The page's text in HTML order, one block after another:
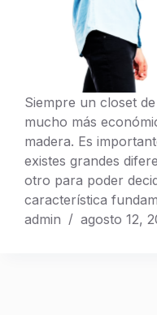
Siempre un closet
mucho más
madera. Es
existes grandes
otro para poder
característica
admin
agosto 12,